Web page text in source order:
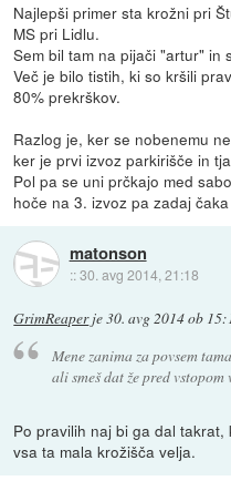
Najlepši primer sta krožni pri
MS pri Lidlu.
Sem bil tam na pijači "artur" in
Več je bilo tistih, ki so kršili
80% prekrškov.
Razlog je, ker se nobenemu
ker je prvi izvoz parkirišče in
Pol pa se uni prčkajo med
hoče na 3. izvoz pa zadaj
matonson
::30. avg 2014, 21:18
GrimReaperje30. avg 2014 ob
Mene zanima za povsem
ali smeš dat že pred
Po pravilih naj bi ga dal
vsa ta mala krožišča velja.